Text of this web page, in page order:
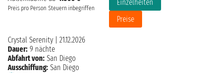
Preis pro Person Steuern inbegriffen
Einzelheiten
Preise
Crystal Serenity
21.12.2026
Dauer: 9 nächte
Abfahrt von: San Diego
Ausschiffung: San Diego